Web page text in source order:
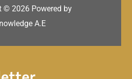
© 2026 Powered by
A.E